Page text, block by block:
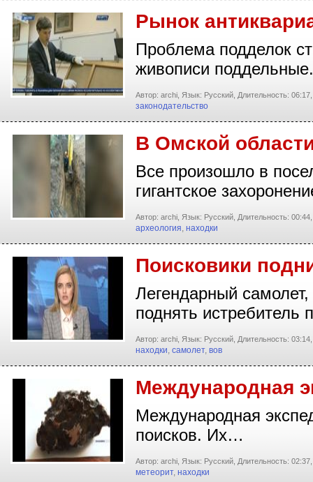
Рынок
Проблема подделок
живописи
Автор: archi, Язык: Русский, Длительность: 06:17,
законодательство
В Омской
Все произошло в
гигантское
Автор: archi, Язык: Русский, Длительность: 00:44,
археология, находки
Поисковики
Легендарный
поднять
Автор: archi, Язык: Русский, Длительность: 03:14,
находки, самолет, вов
Международная
Международная
поисков. Их…
Автор: archi, Язык: Русский, Длительность: 02:37,
метеорит, находки